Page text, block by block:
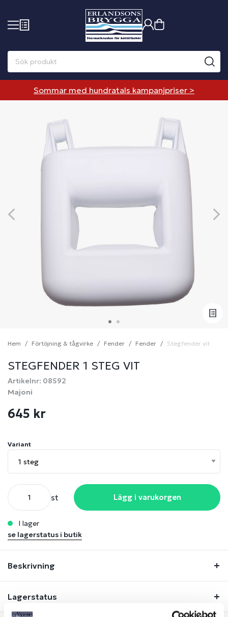
Sommar med hundratals kampanjpriser >
Hem Förtöjning & tågvirke Fender Fender Stegfender vit
STEGFENDER 1 STEG VIT
Artikelnr: 08592
Majoni
645 kr
Variant
st Lägg i varukorgen
i lager
se lagerstatus i butik
Beskrivning
Lagerstatus